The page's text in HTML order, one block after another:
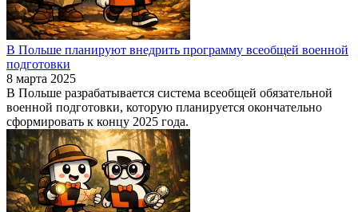
В Польше планируют внедрить программу всеобщей военной
подготовки
8 марта 2025
В Польше разрабатывается система всеобщей обязательной
военной подготовки, которую планируется окончательно
сформировать к концу 2025 года.